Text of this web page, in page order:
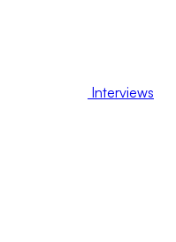
Interviews